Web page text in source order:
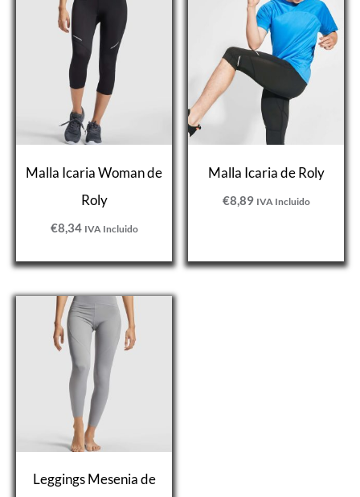
Malla Icaria Woman de
Roly
€8,34 IVA Incluido
Malla Icaria de Roly
€8,89 IVA Incluido
Leggings Mesenia de